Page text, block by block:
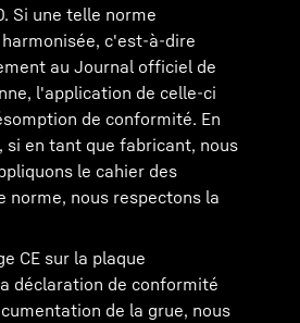
Si une telle norme
c'est-à-dire
au Journal officiel de
l'application de celle-ci
de conformité. En
si en tant que fabricant, nous
le cahier des
norme, nous respectons la
CE sur la plaque
déclaration de conformité
de la grue, nous